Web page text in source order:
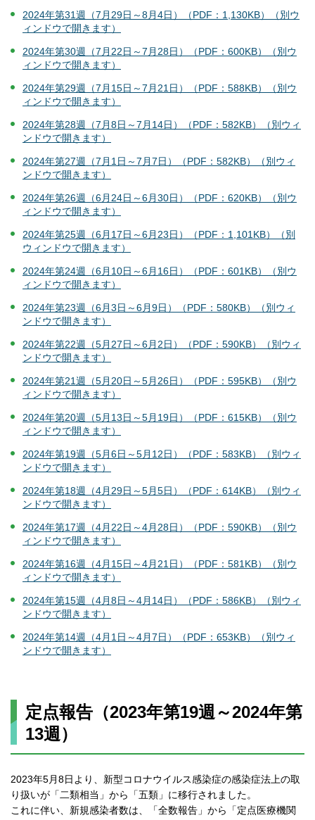
2024年第31週（7月29日～8月4日）（PDF：1,130KB）（別ウ
ィンドウで開きます）
2024年第30週（7月22日～7月28日）（PDF：600KB）（別ウ
ィンドウで開きます）
2024年第29週（7月15日～7月21日）（PDF：588KB）（別ウ
ィンドウで開きます）
2024年第28週（7月8日～7月14日）（PDF：582KB）（別ウィ
ンドウで開きます）
2024年第27週（7月1日～7月7日）（PDF：582KB）（別ウィ
ンドウで開きます）
2024年第26週（6月24日～6月30日）（PDF：620KB）（別ウ
ィンドウで開きます）
2024年第25週（6月17日～6月23日）（PDF：1,101KB）（別
ウィンドウで開きます）
2024年第24週（6月10日～6月16日）（PDF：601KB）（別ウ
ィンドウで開きます）
2024年第23週（6月3日～6月9日）（PDF：580KB）（別ウィ
ンドウで開きます）
2024年第22週（5月27日～6月2日）（PDF：590KB）（別ウィ
ンドウで開きます）
2024年第21週（5月20日～5月26日）（PDF：595KB）（別ウ
ィンドウで開きます）
2024年第20週（5月13日～5月19日）（PDF：615KB）（別ウ
ィンドウで開きます）
2024年第19週（5月6日～5月12日）（PDF：583KB）（別ウィ
ンドウで開きます）
2024年第18週（4月29日～5月5日）（PDF：614KB）（別ウィ
ンドウで開きます）
2024年第17週（4月22日～4月28日）（PDF：590KB）（別ウ
ィンドウで開きます）
2024年第16週（4月15日～4月21日）（PDF：581KB）（別ウ
ィンドウで開きます）
2024年第15週（4月8日～4月14日）（PDF：586KB）（別ウィ
ンドウで開きます）
2024年第14週（4月1日～4月7日）（PDF：653KB）（別ウィ
ンドウで開きます）
定点報告（2023年第19週～2024年第
13週）
2023年5月8日より、新型コロナウイルス感染症の感染症法上の取
り扱いが「二類相当」から「五類」に移行されました。
これに伴い、新規感染者数は、「全数報告」から「定点医療機関